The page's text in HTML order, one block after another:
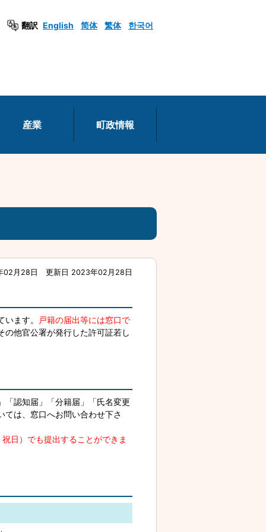
翻訳 English 简体 繁体 한국어
産業 町政情報
02月28日 更新日 2023年02月28日
ます。
戸籍の届出等には窓口で
の他官公署が発行した許可証若し
「認知届」「分籍届」「氏名変更
は、窓口へお問い合わせ下さ
日）でも提出することができま